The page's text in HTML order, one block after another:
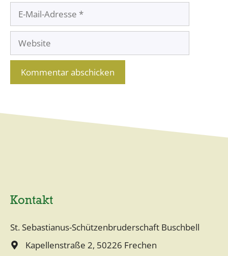
Mail-
Adresse
Website
l
t
v
e
Kontakt
St. Sebastianus-Schützenbruderschaft Buschbell
Kapellenstraße 2, 50226 Frechen